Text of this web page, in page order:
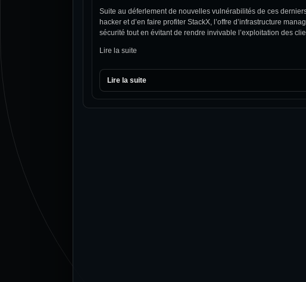
Suite au déferlement de nouvelles vulnérabilités de ces
hacker et d’en faire profiter StackX, l’offre d’infrastructure
sécurité tout en évitant de rendre invivable l’exploitation des
Lire la suite
Lire la suite